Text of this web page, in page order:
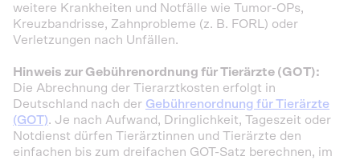
weitere Krankheiten und Notfälle wie Tumor-OPs,
Kreuzbandrisse, Zahnprobleme (z. B. FORL) oder
Verletzungen nach Unfällen.
Hinweis zur Gebührenordnung für Tierärzte (GOT):
Die Abrechnung der Tierarztkosten erfolgt in
Deutschland nach der Gebührenordnung für Tierärzte
(GOT). Je nach Aufwand, Dringlichkeit, Tageszeit oder
Notdienst dürfen Tierärztinnen und Tierärzte den
einfachen bis zum dreifachen GOT-Satz berechnen, im